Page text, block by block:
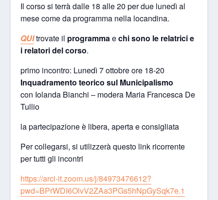
Il corso si terrà dalle 18 alle 20 per due lunedì al
mese come da programma nella locandina.
QUItrovate il programmaechi sono le relatrici e
i relatori del corso.
primo incontro: Lunedì 7 ottobre ore 18-20
Inquadramento teorico sul Municipalismo
con Iolanda Bianchi – modera Maria Francesca De
Tullio
la partecipazione è libera, aperta e consigliata
Per collegarsi, si utilizzerà questo link ricorrente
per tutti gli incontri
https://arci-it.zoom.us/j/84973476612?
pwd=BPrWDI6OlvV2ZAa3PGs5hNpGySqk7e.1